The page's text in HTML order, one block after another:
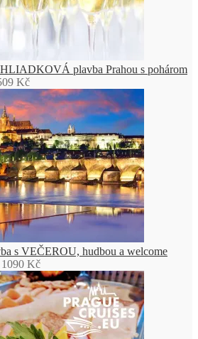
plavba Prahou s pohárom
Kč
s VEČEROU, hudbou a welcome
1090 Kč